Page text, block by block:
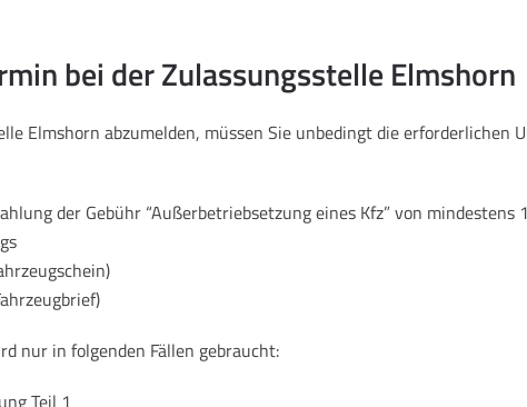
bei der Zulassungsstelle Elmshorn
Elmshorn abzumelden, müssen Sie unbedingt die
der Gebühr “Außerbetriebsetzung eines Kfz” von mindestens
nur in folgenden Fällen gebraucht:
Teil 1